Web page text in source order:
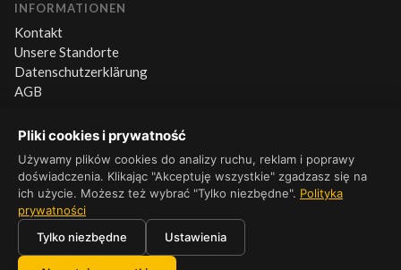
Pliki cookies i prywatność
Używamy plików cookies do analizy ruchu, reklam i poprawy
doświadczenia. Klikając "Akceptuję wszystkie" zgadzasz się na
ich użycie. Możesz też wybrać "Tylko niezbędne". Polityka
prywatności
Tylko niezbędne
Ustawienia
INFORMATIONEN
Kontakt
Unsere Standorte
Datenschutzerklärung
AGB
KONTAKT
+48 660 500 600
Mo–Fr 8:00–16:00
© 2026 Platforma Wielton. Wszelkie prawa zastrzeżone.